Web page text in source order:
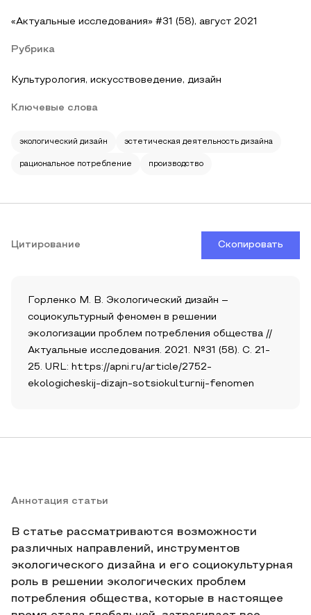
«Актуальные исследования» #31 (58), август 2021
Рубрика
Культурология, искусствоведение, дизайн
Ключевые слова
экологический дизайн эстетическая деятельность дизайна
рациональное потребление производство
Цитирование Скопировать
Горленко М. В. Экологический дизайн –
социокультурный феномен в решении
экологизации проблем потребления общества //
Актуальные исследования. 2021. №31 (58). С. 21-
25. URL: https://apni.ru/article/2752-
ekologicheskij-dizajn-sotsiokulturnij-fenomen
Аннотация статьи
В статье рассматриваются возможности
различных направлений, инструментов
экологического дизайна и его социокультурная
роль в решении экологических проблем
потребления общества, которые в настоящее